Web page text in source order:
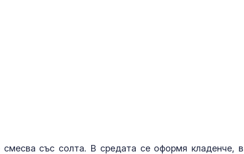
със солта. В средата се оформя кладенче, в